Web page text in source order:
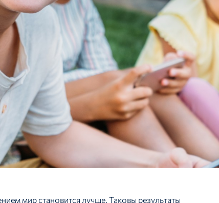
мир становится лучше. Таковы результаты